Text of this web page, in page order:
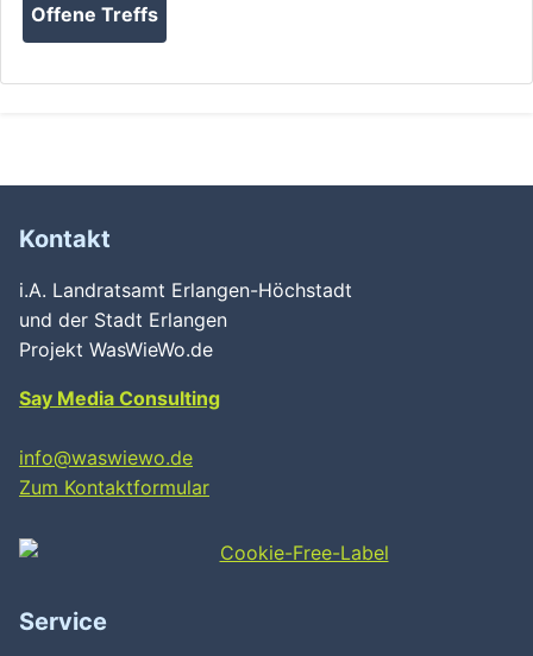
Offene Treffs
Kontakt
i.A. Landratsamt Erlangen-Höchstadt
und der Stadt Erlangen
Projekt WasWieWo.de
Say Media Consulting
info@waswiewo.de
Zum Kontaktformular
Service